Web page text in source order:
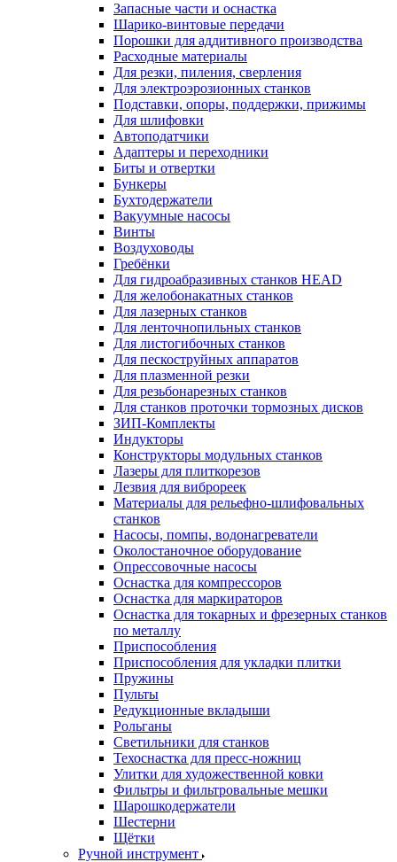
Запасные части и оснастка
Шарико-винтовые передачи
Порошки для аддитивного производства
Расходные материалы
Для резки, пиления, сверления
Для электроэрозионных станков
Подставки, опоры, поддержки, прижимы
Для шлифовки
Автоподатчики
Адаптеры и переходники
Биты и отвертки
Бункеры
Бухтодержатели
Вакуумные насосы
Винты
Воздуховоды
Гребёнки
Для гидроабразивных станков HEAD
Для желобонакатных станков
Для лазерных станков
Для ленточнопильных станков
Для листогибочных станков
Для пескоструйных аппаратов
Для плазменной резки
Для резьбонарезных станков
Для станков проточки тормозных дисков
ЗИП-Комплекты
Индукторы
Конструкторы модульных станков
Лазеры для плиткорезов
Лезвия для виброреек
Материалы для рельефно-шлифовальных
станков
Насосы, помпы, водонагреватели
Околостаночное оборудование
Опрессовочные насосы
Оснастка для компрессоров
Оснастка для маркираторов
Оснастка для токарных и фрезерных станков
по металлу
Приспособления
Приспособления для укладки плитки
Пружины
Пульты
Редукционные вкладыши
Рольганы
Светильники для станков
Техоснастка для пресс-ножниц
Улитки для художественной ковки
Фильтры и фильтровальные мешки
Шарошкодержатели
Шестерни
Щётки
Ручной инструмент